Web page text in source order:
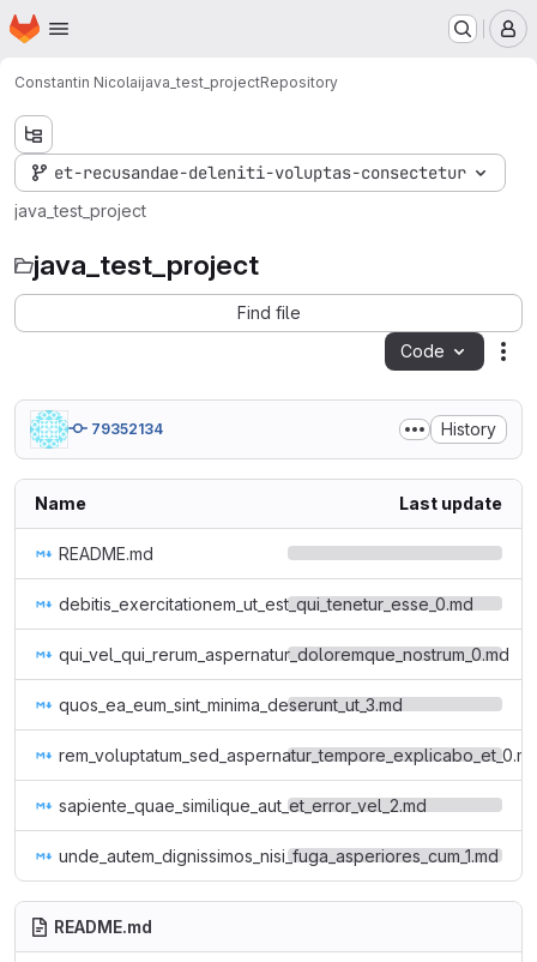
Skip to main content
Homepage
Constantin Nicolaijava_test_projectRepository
et-recusandae-deleniti-voluptas-consectetur
java_test_project
java_test_project
Find file
Code
79352134 History
Name Last update
README.md
debitis_exercitationem_ut_est_qui_tenetur_esse_0.md
qui_vel_qui_rerum_aspernatur_doloremque_nostrum_0.md
quos_ea_eum_sint_minima_deserunt_ut_3.md
sapiente_quae_similique_aut_et_error_vel_2.md
unde_autem_dignissimos_nisi_fuga_asperiores_cum_1.md
README.md